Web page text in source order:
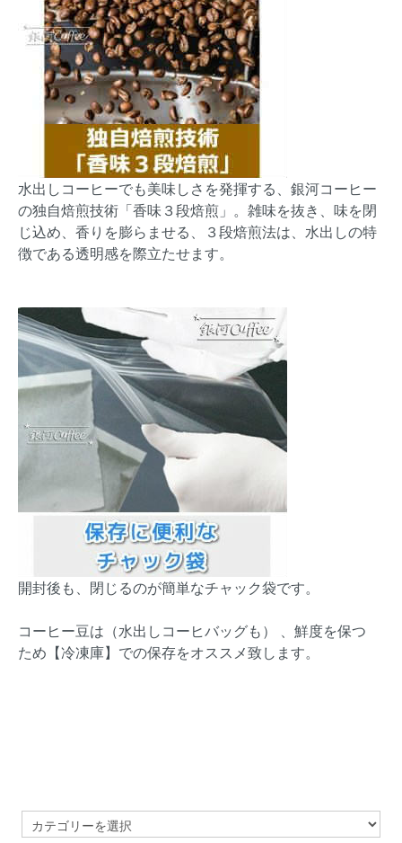
水出しコーヒーでも美味しさを発揮する、銀河コーヒー
の独自焙煎技術「香味３段焙煎」。雑味を抜き、味を閉
じ込め、香りを膨らませる、３段焙煎法は、水出しの特
徴である透明感を際立たせます。
開封後も、閉じるのが簡単なチャック袋です。
コーヒー豆は（水出しコーヒバッグも） 、鮮度を保つ
ため【冷凍庫】での保存をオススメ致します。